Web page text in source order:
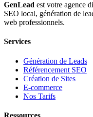
GenLead est votre agence
SEO local, génération de
web professionnels.
Services
Génération de Leads
Référencement SEO
Création de Sites
E-commerce
Nos Tarifs
Ressources